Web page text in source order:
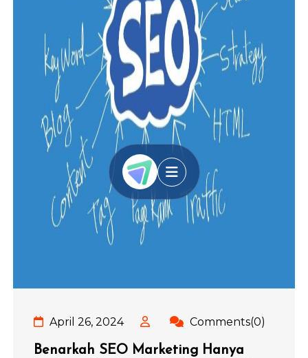
April 26, 2024 Comments(0)
Benarkah SEO Marketing Hanya